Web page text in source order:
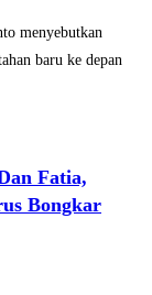
menyebutkan
baru ke depan
Fatia,
Bongkar